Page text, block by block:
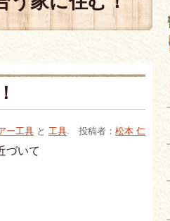
ー工具 と 工具. 投稿者： 松本 仁
づいて